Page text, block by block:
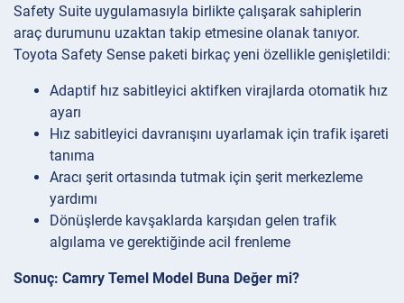
Safety Suite uygulamasıyla birlikte çalışarak sahiplerin
araç durumunu uzaktan takip etmesine olanak tanıyor.
Toyota Safety Sense paketi birkaç yeni özellikle genişletildi:
Adaptif hız sabitleyici aktifken virajlarda otomatik hız
ayarı
Hız sabitleyici davranışını uyarlamak için trafik işareti
tanıma
Aracı şerit ortasında tutmak için şerit merkezleme
yardımı
Dönüşlerde kavşaklarda karşıdan gelen trafik
algılama ve gerektiğinde acil frenleme
Sonuç: Camry Temel Model Buna Değer mi?